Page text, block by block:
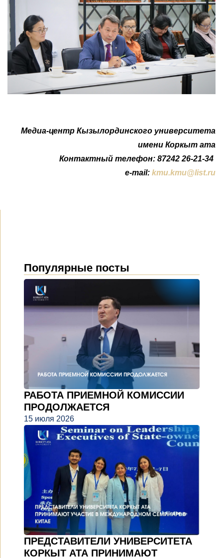
Медиа-центр Кызылординского университета
имени Коркыт ата
Контактный телефон: 87242 26-21-34
e-mail: kmu.kmu@list.ru
Популярные посты
РАБОТА ПРИЕМНОЙ КОМИССИИ
ПРОДОЛЖАЕТСЯ
15 июля 2026
ПРЕДСТАВИТЕЛИ УНИВЕРСИТЕТА
КОРКЫТ АТА ПРИНИМАЮТ